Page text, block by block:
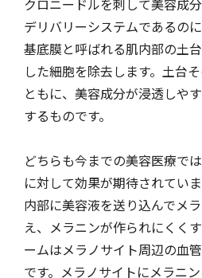
クロニードルを刺して美容成
デリバリーシステムであるの
基底膜と呼ばれる肌内部の土
した細胞を除去します。土台
ともに、美容成分が浸透しや
するものです。
どちらも今までの美容医療で
に対して効果が期待されてい
内部に美容液を送り込んでメ
え、メラニンが作られにくく
ームはメラノサイト周辺の血
です。メラノサイトにメラニ